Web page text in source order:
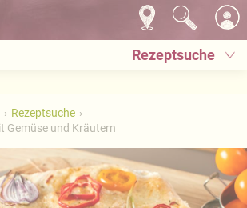
Rezeptsuche
Rezeptsuche
Gemüse und Kräutern